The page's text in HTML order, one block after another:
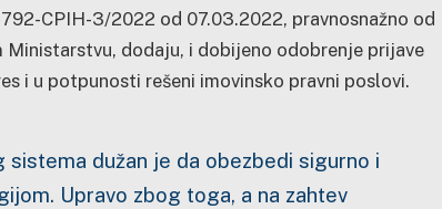
CPIH-3/2022 od 07.03.2022, pravnosnažno od
dodaju, i dobijeno odobrenje prijave
i u potpunosti rešeni imovinsko pravni poslovi.
dužan je da obezbedi sigurno i
Upravo zbog toga, a na zahtev